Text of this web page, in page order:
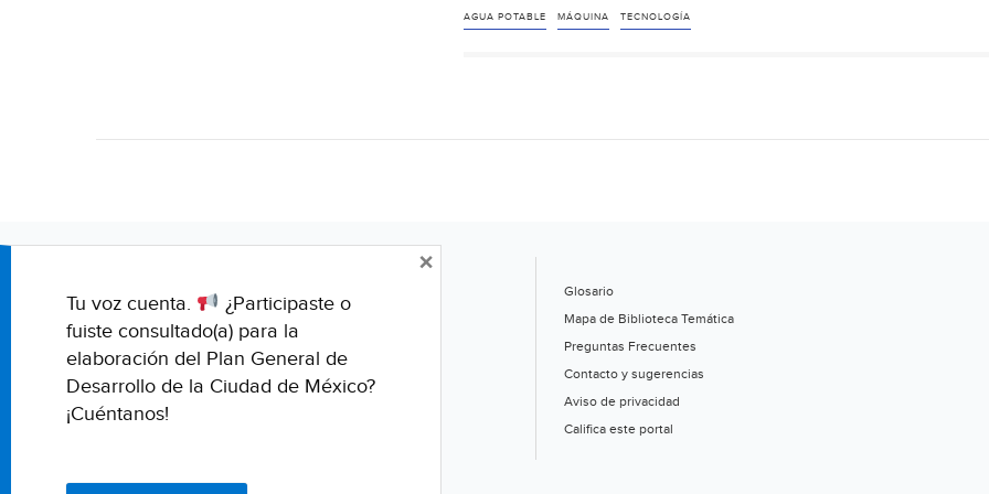
AGUA POTABLE MÁQUINA TECNOLOGÍA
Glosario
Mapa de Biblioteca Temática
Preguntas Frecuentes
Contacto y sugerencias
Aviso de privacidad
Califica este portal
Tu voz cuenta.
¿Participaste o
fuiste consultado(a) para la
elaboración del Plan General de
Desarrollo de la Ciudad de México?
¡Cuéntanos!
×